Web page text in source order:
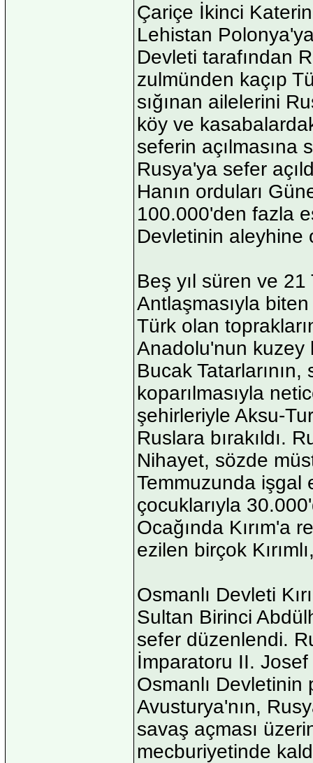
Çariçe İkinci
Lehistan
Devleti tarafından
zulmünden kaçıp
sığınan ailelerini
köy ve
seferin açılmasına
Rusya'ya sefer
Hanın orduları
100.000'den fazla
Devletinin aleyhine
Beş yıl süren ve
Antlaşmasıyla
Türk olan
Anadolu'nun kuzey
Bucak
koparılmasıyla
şehirleriyle Aksu-
Ruslara bırakıldı.
Nihayet, sözde
Temmuzunda işgal
çocuklarıyla
Ocağında Kırım'a
ezilen birçok
Osmanlı Devleti
Sultan Birinci
sefer düzenlendi.
İmparatoru II.
Osmanlı Devletinin
Avusturya'nın,
savaş açması
mecburiyetinde